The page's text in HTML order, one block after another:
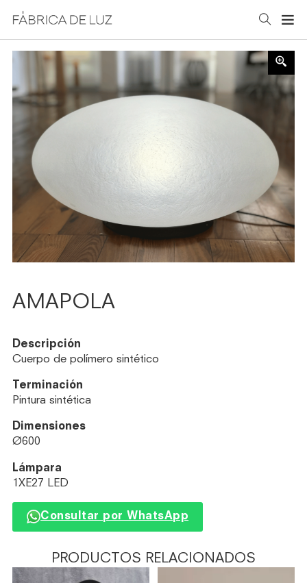
AMAPOLA
Descripción
Cuerpo de polímero sintético
Terminación
Pintura sintética
Dimensiones
Ø600
Lámpara
1XE27 LED
Consultar por WhatsApp
PRODUCTOS RELACIONADOS